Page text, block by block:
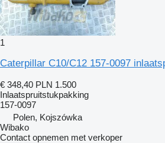
1
Caterpillar C10/C12 157-0097
€ 348,40 PLN 1.500
Inlaatspruitstukpakking
157-0097
Polen, Kojszówka
Wibako
Contact opnemen met verkoper